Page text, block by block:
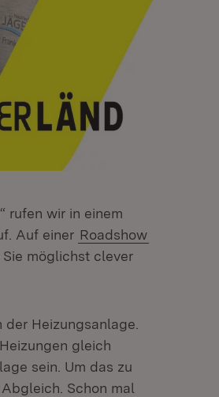
rufen wir in einem
Auf einer Roadshow
möglichst clever
Heizungsanlage.
gleich
sein. Um das zu
Schon mal